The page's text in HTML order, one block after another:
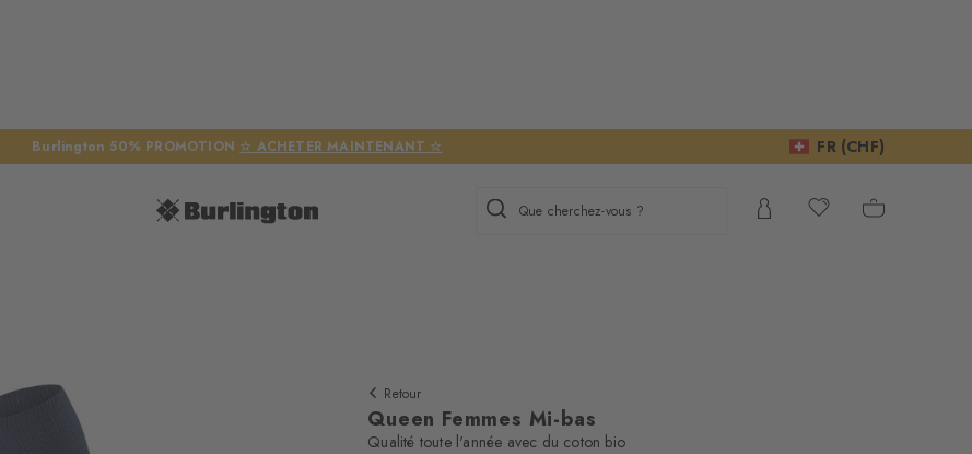
Burlington 50% PROMOTION ☆ ACHETER MAINTENANT ☆ FR (CHF)
Que cherchez-vous ?
Retour
Queen Femmes Mi-bas
Qualité toute l'année avec du coton bio